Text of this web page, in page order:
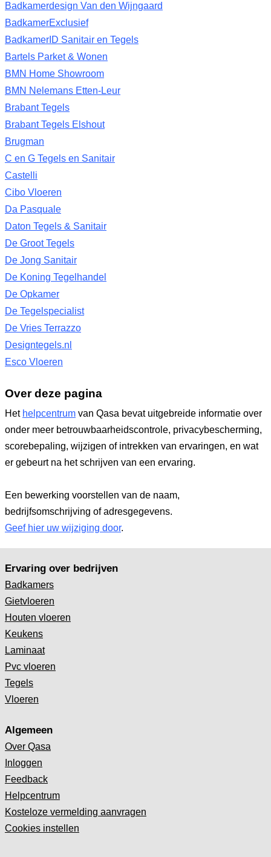
Badkamerdesign Van den Wijngaard
BadkamerExclusief
BadkamerID Sanitair en Tegels
Bartels Parket & Wonen
BMN Home Showroom
BMN Nelemans Etten-Leur
Brabant Tegels
Brabant Tegels Elshout
Brugman
C en G Tegels en Sanitair
Castelli
Cibo Vloeren
Da Pasquale
Daton Tegels & Sanitair
De Groot Tegels
De Jong Sanitair
De Koning Tegelhandel
De Opkamer
De Tegelspecialist
De Vries Terrazzo
Designtegels.nl
Esco Vloeren
Over deze pagina
Het helpcentrum van Qasa bevat uitgebreide informatie over
onder meer betrouwbaarheidscontrole, privacybescherming,
scorebepaling, wijzigen of intrekken van ervaringen, en wat
er gebeurt na het schrijven van een ervaring.
Een bewerking voorstellen van de naam,
bedrijfsomschrijving of adresgegevens.
Geef hier uw wijziging door.
Ervaring over bedrijven
Badkamers
Gietvloeren
Houten vloeren
Keukens
Laminaat
Pvc vloeren
Tegels
Vloeren
Algemeen
Over Qasa
Inloggen
Feedback
Helpcentrum
Kosteloze vermelding aanvragen
Cookies instellen